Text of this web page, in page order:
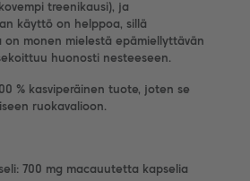
treenikausi), ja
käyttö on helppoa, sillä
monen mielestä epämiellyttävän
huonosti nesteeseen.
% kasviperäinen tuote, joten se
ruokavalioon.
700 mg macauutetta kapselia